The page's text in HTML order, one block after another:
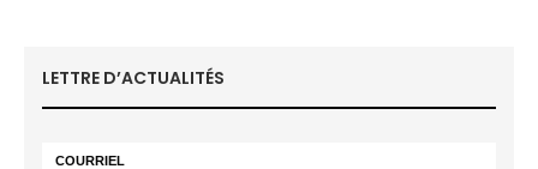
LETTRE D’ACTUALITÉS
COURRIEL